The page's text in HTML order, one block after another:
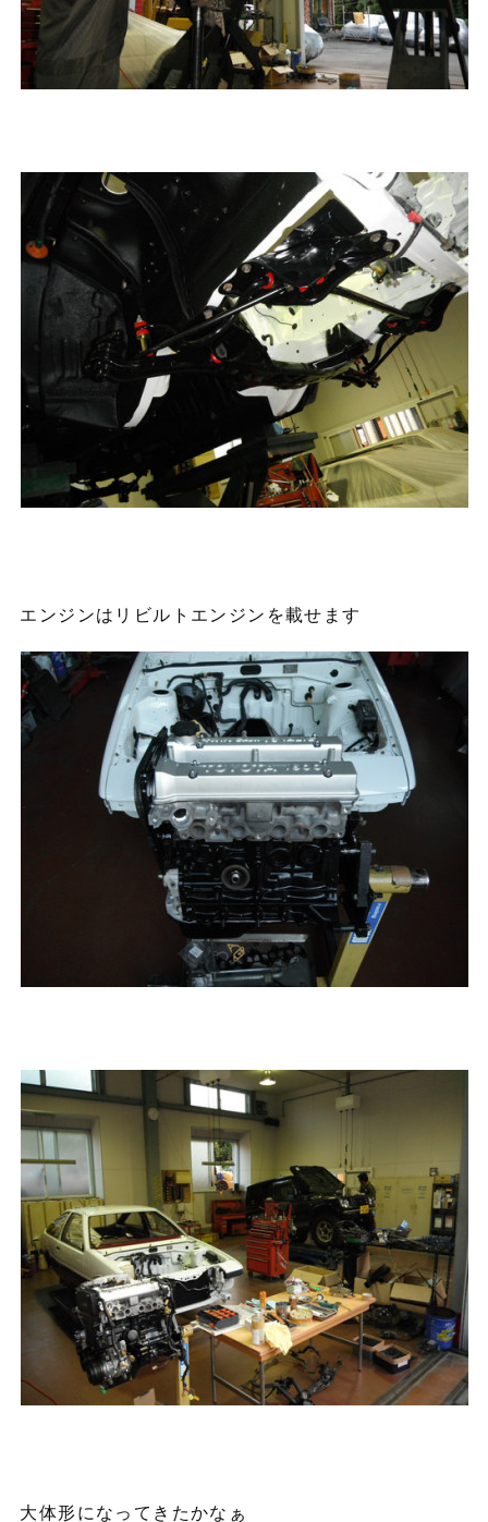
エンジンはリビルトエンジンを載せます
大体形になってきたかなぁ